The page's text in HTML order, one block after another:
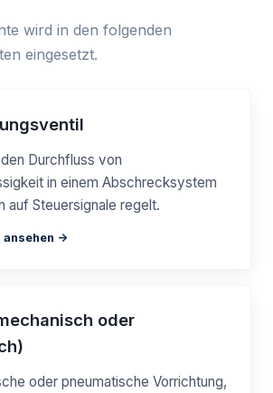
wird in den folgenden
eingesetzt.
Durchfluss von
in einem Abschrecksystem
auf Steuersignale regelt.
->
oder
oder pneumatische Vorrichtung,